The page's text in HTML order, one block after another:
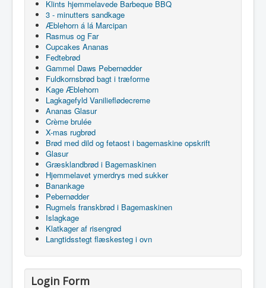
Klints hjemmelavede Barbeque BBQ
3 - minutters sandkage
Æblehorn á lá Marcipan
Rasmus og Far
Cupcakes Ananas
Fedtebrød
Gammel Daws Pebernødder
Fuldkornsbrød bagt i træforme
Kage Æblehorn
Lagkagefyld Vanilieflødecreme
Ananas Glasur
Crème brulée
X-mas rugbrød
Brød med dild og fetaost i bagemaskine opskrift
Glasur
Græsklandbrød i Bagemaskinen
Hjemmelavet ymerdrys med sukker
Banankage
Pebernødder
Rugmels franskbrød i Bagemaskinen
Islagkage
Klatkager af risengrød
Langtidsstegt flæskesteg i ovn
Login Form